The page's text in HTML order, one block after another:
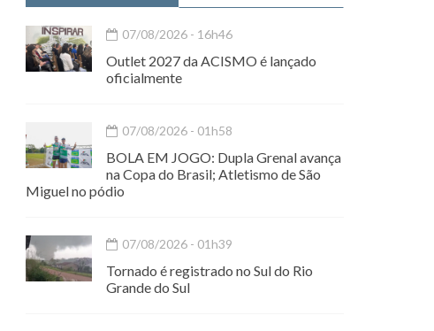
07/08/2026 - 16h46
Outlet 2027 da ACISMO é lançado
oficialmente
07/08/2026 - 01h58
BOLA EM JOGO: Dupla Grenal avança
na Copa do Brasil; Atletismo de São
Miguel no pódio
07/08/2026 - 01h39
Tornado é registrado no Sul do Rio
Grande do Sul